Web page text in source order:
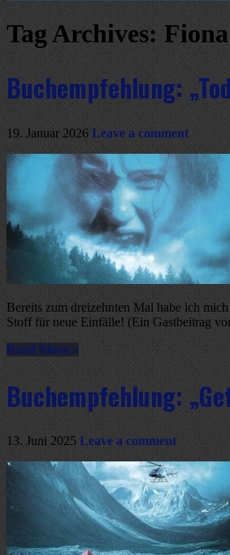
Tag Archives:
Buchempfehlung:
19. Januar 2026 Leave a comment
Bereits zum dreizehnten Mal habe ich
Stoff für neue Einfälle! (Ein Gastbeitrag
Read More »
Buchempfehlung:
13. Juni 2025 Leave a comment